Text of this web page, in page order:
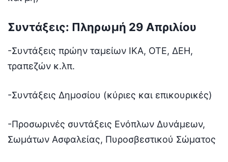
Συντάξεις: Πληρωμή 29 Απριλίου
-Συντάξεις πρώην ταμείων ΙΚΑ, ΟΤΕ, ΔΕΗ,
τραπεζών κ.λπ.
-Συντάξεις Δημοσίου (κύριες και επικουρικές)
-Προσωρινές συντάξεις Ενόπλων Δυνάμεων,
Σωμάτων Ασφαλείας, Πυροσβεστικού Σώματος